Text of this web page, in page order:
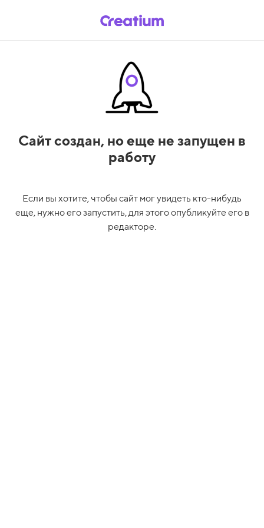
Сайт создан, но еще не запущен в
работу
Если вы хотите, чтобы сайт мог увидеть кто-нибудь
еще, нужно его запустить, для этого опубликуйте его в
редакторе.